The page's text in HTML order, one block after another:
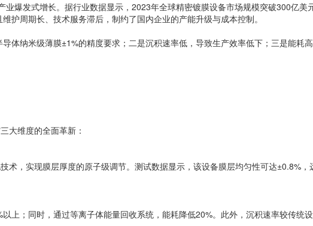
爆发式增长。据行业数据显示，2023年全球精密镀膜设备市场规模突破300亿
护周期长、技术服务滞后，制约了国内企业的产能升级与成本控制。
体纳米级薄膜±1%的精度要求；二是沉积速率低，导致生产效率低下；三是能耗
大维度的全面革新：
术，实现膜层厚度的原子级调节。测试数据显示，该设备膜层均匀性可达±0.8%
上；同时，通过等离子体能量回收系统，能耗降低20%。此外，沉积速率较传统